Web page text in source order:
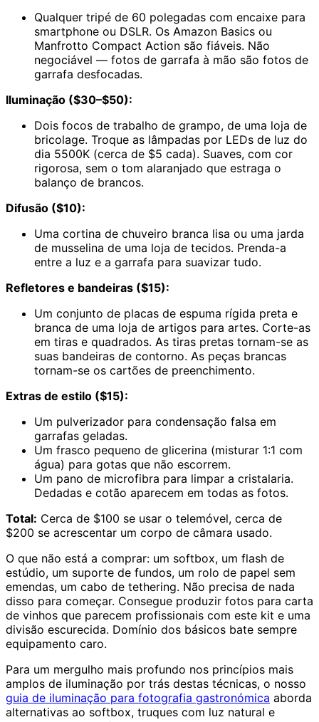
Qualquer tripé de 60 polegadas com encaixe para
smartphone ou DSLR. Os Amazon Basics ou
Manfrotto Compact Action são fiáveis. Não
negociável — fotos de garrafa à mão são fotos de
garrafa desfocadas.
Iluminação ($30–$50):
Dois focos de trabalho de grampo, de uma loja de
bricolage. Troque as lâmpadas por LEDs de luz do
dia 5500K (cerca de $5 cada). Suaves, com cor
rigorosa, sem o tom alaranjado que estraga o
balanço de brancos.
Difusão ($10):
Uma cortina de chuveiro branca lisa ou uma jarda
de musselina de uma loja de tecidos. Prenda-a
entre a luz e a garrafa para suavizar tudo.
Refletores e bandeiras ($15):
Um conjunto de placas de espuma rígida preta e
branca de uma loja de artigos para artes. Corte-as
em tiras e quadrados. As tiras pretas tornam-se as
suas bandeiras de contorno. As peças brancas
tornam-se os cartões de preenchimento.
Extras de estilo ($15):
Um pulverizador para condensação falsa em
garrafas geladas.
Um frasco pequeno de glicerina (misturar 1:1 com
água) para gotas que não escorrem.
Um pano de microfibra para limpar a cristalaria.
Dedadas e cotão aparecem em todas as fotos.
Total: Cerca de $100 se usar o telemóvel, cerca de
$200 se acrescentar um corpo de câmara usado.
O que não está a comprar: um softbox, um flash de
estúdio, um suporte de fundos, um rolo de papel sem
emendas, um cabo de tethering. Não precisa de nada
disso para começar. Consegue produzir fotos para carta
de vinhos que parecem profissionais com este kit e uma
divisão escurecida. Domínio dos básicos bate sempre
equipamento caro.
Para um mergulho mais profundo nos princípios mais
amplos de iluminação por trás destas técnicas, o nosso
guia de iluminação para fotografia gastronómica aborda
alternativas ao softbox, truques com luz natural e